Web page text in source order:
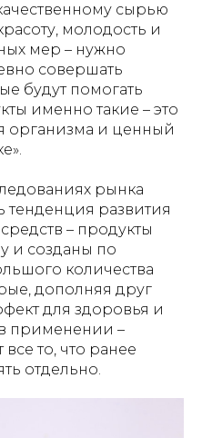
сырью
молодость и
мер – нужно
совершать
будут помогать
именно такие – это
организма и ценный
рынка
тенденция развития
– продукты
и созданы по
количества
дополняя друг
для здоровья и
применении –
то, что ранее
отдельно.